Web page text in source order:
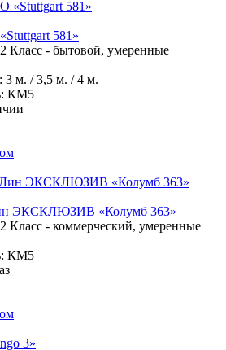
581»
Класс - бытовой, умеренные
3 м. / 3,5 м. / 4 м.
КМ5
ЭКСКЛЮЗИВ «Колумб 363»
Класс - коммерческий, умеренные
КМ5